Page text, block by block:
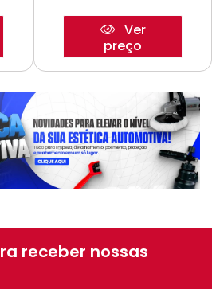
Ver
preço
receber nossas